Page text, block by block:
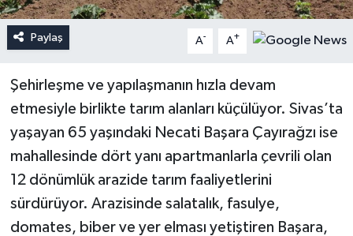
Paylaş A- A+
Şehirleşme ve yapılaşmanın hızla devam
etmesiyle birlikte tarım alanları küçülüyor. Sivas’ta
yaşayan 65 yaşındaki Necati Başara Çayırağzı ise
mahallesinde dört yanı apartmanlarla çevrili olan
12 dönümlük arazide tarım faaliyetlerini
sürdürüyor. Arazisinde salatalık, fasulye,
domates, biber ve yer elması yetiştiren Başara,